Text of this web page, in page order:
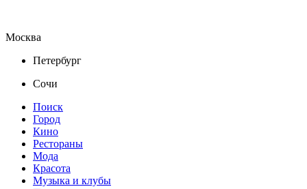
Москва
Петербург
Сочи
Поиск
Город
Кино
Рестораны
Мода
Красота
Музыка и клубы